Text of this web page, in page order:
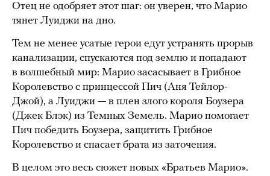
Отец не одобряет этот шаг: он уверен, что Марио
тянет Луиджи на дно.
Тем не менее усатые герои едут устранять прорыв
канализации, спускаются под землю и попадают
в волшебный мир: Марио засасывает в Грибное
Королевство с принцессой Пич (Аня Тейлор-
Джой), а Луиджи — в плен злого короля Боузера
(Джек Блэк) из Темных Земель. Марио помогает
Пич победить Боузера, защитить Грибное
Королевство и спасает брата из заточения.
В целом это весь сюжет новых «Братьев Марио».